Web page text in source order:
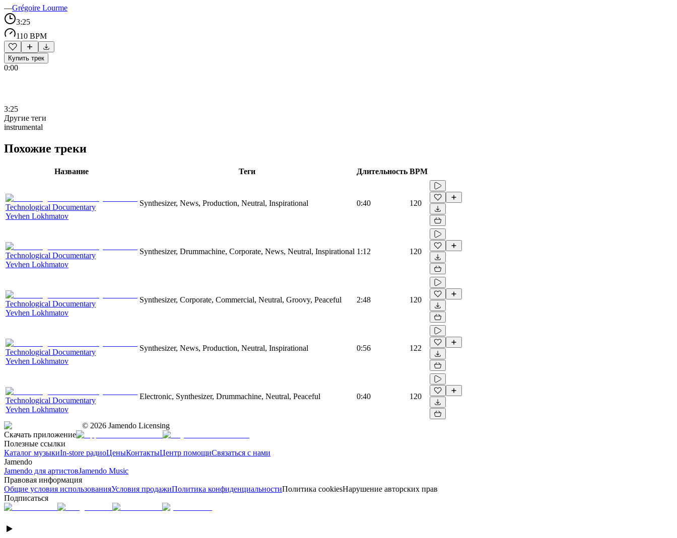
—Grégoire Lourme
3:25
110 BPM
Купить трек
0:00
3:25
Другие теги
instrumental
Похожие треки
Название Теги Длительность BPM
Technological Documentary
Yevhen Lokhmatov
Synthesizer, News, Production, Neutral, Inspirational 0:40 120
Technological Documentary
Yevhen Lokhmatov
Synthesizer, Drummachine, Corporate, News, Neutral, Inspirational 1:12 120
Technological Documentary
Yevhen Lokhmatov
Synthesizer, Corporate, Commercial, Neutral, Groovy, Peaceful 2:48 120
Technological Documentary
Yevhen Lokhmatov
Synthesizer, News, Production, Neutral, Inspirational 0:56 122
Technological Documentary
Yevhen Lokhmatov
Electronic, Synthesizer, Drummachine, Neutral, Peaceful 0:40 120
© 2026 Jamendo Licensing
Скачать приложение
Полезные ссылки
Каталог музыкиIn-store радиоЦеныКонтактыЦентр помощиСвязаться с нами
Jamendo
Jamendo для артистовJamendo Music
Правовая информация
Общие условия использованияУсловия продажиПолитика конфиденциальностиПолитика cookiesНарушение авторских прав
Подписаться